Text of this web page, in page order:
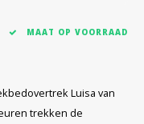
MAAT OP VOORRAAD
Luisa van
trekken de